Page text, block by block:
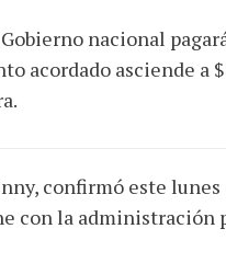
nacional
acordado asciende a
confirmó este
con la administración